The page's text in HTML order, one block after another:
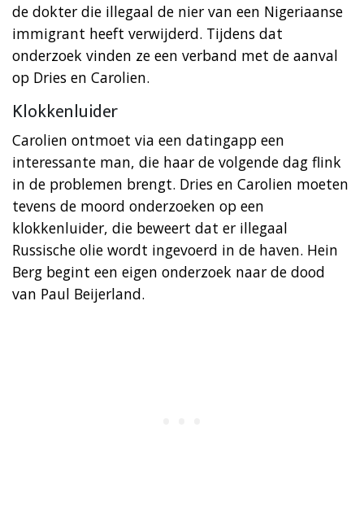
de dokter die illegaal de nier van een Nigeriaanse
immigrant heeft verwijderd. Tijdens dat
onderzoek vinden ze een verband met de aanval
op Dries en Carolien.
Klokkenluider
Carolien ontmoet via een datingapp een
interessante man, die haar de volgende dag flink
in de problemen brengt. Dries en Carolien moeten
tevens de moord onderzoeken op een
klokkenluider, die beweert dat er illegaal
Russische olie wordt ingevoerd in de haven. Hein
Berg begint een eigen onderzoek naar de dood
van Paul Beijerland.